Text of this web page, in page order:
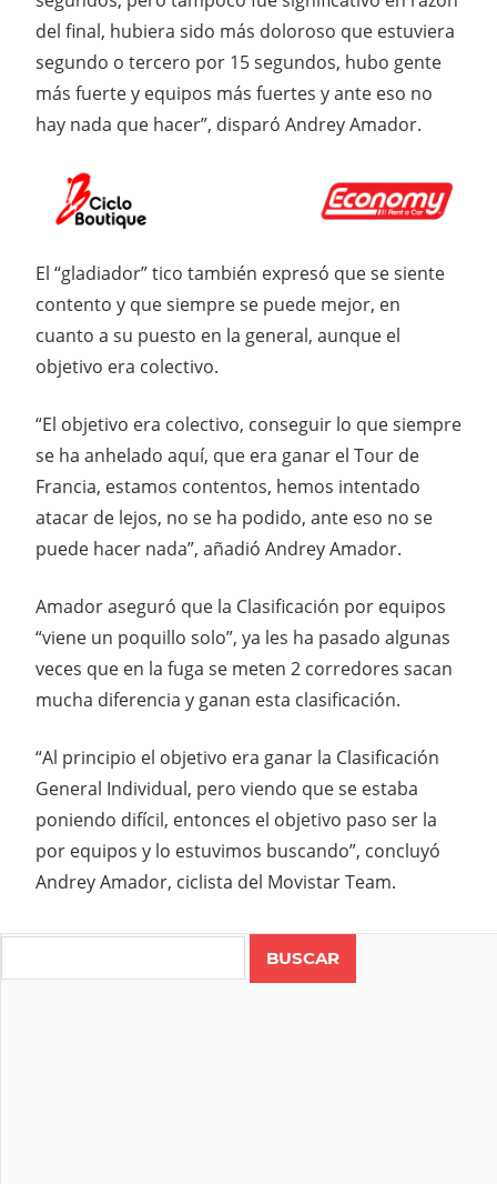
del final, hubiera sido más doloroso que estuviera
segundo o tercero por 15 segundos, hubo gente
más fuerte y equipos más fuertes y ante eso no
hay nada que hacer”, disparó Andrey Amador.
El “gladiador” tico también expresó que se siente
contento y que siempre se puede mejor, en
cuanto a su puesto en la general, aunque el
objetivo era colectivo.
“El objetivo era colectivo, conseguir lo que siempre
se ha anhelado aquí, que era ganar el Tour de
Francia, estamos contentos, hemos intentado
atacar de lejos, no se ha podido, ante eso no se
puede hacer nada”, añadió Andrey Amador.
Amador aseguró que la Clasificación por equipos
“viene un poquillo solo”, ya les ha pasado algunas
veces que en la fuga se meten 2 corredores sacan
mucha diferencia y ganan esta clasificación.
“Al principio el objetivo era ganar la Clasificación
General Individual, pero viendo que se estaba
poniendo difícil, entonces el objetivo paso ser la
por equipos y lo estuvimos buscando”, concluyó
Andrey Amador, ciclista del Movistar Team.